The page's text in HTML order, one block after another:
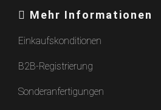
Mehr Informationen
Einkaufskonditionen
B2B-Registrierung
Sonderanfertigungen